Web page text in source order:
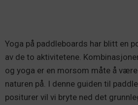
Yoga på paddleboards har blitt en
av de to aktivitetene.
og yoga er en morsom måte å
naturen på. I denne guiden til
positurer vil vi bryte ned det